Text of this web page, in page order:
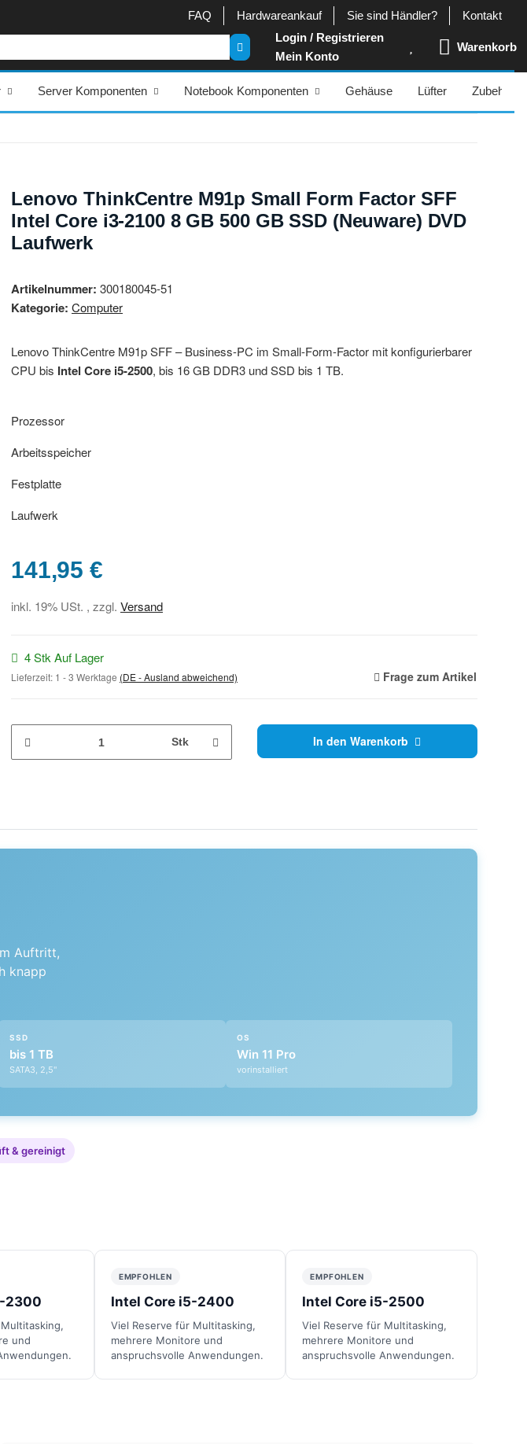
FAQ Hardwareankauf Sie sind Händler? Kontakt
Login / Registrieren
Mein Konto
Warenkorb
Server Komponenten Notebook Komponenten Gehäuse Lüfter Zubehör
Lenovo ThinkCentre M91p Small Form Factor SFF
Intel Core i3-2100 8 GB 500 GB SSD (Neuware) DVD
Laufwerk
Artikelnummer: 300180045-51
Kategorie: Computer
Lenovo ThinkCentre M91p SFF – Business-PC im Small-Form-Factor mit konfigurierbarer
CPU bis Intel Core i5-2500, bis 16 GB DDR3 und SSD bis 1 TB.
Prozessor
Arbeitsspeicher
Festplatte
Laufwerk
141,95 €
inkl. 19% USt. , zzgl. Versand
4 Stk Auf Lager
Lieferzeit: 1 - 3 Werktage (DE - Ausland abweichend) Frage zum Artikel
Stk In den Warenkorb
Auftritt,
knapp
SSD
bis 1 TB
SATA3, 2,5"
OS
Win 11 Pro
vorinstalliert
& gereinigt
2300
und
EMPFOHLEN
Intel Core i5-2400
Viel Reserve für Multitasking,
mehrere Monitore und
anspruchsvolle Anwendungen.
EMPFOHLEN
Intel Core i5-2500
Viel Reserve für Multitasking,
mehrere Monitore und
anspruchsvolle Anwendungen.